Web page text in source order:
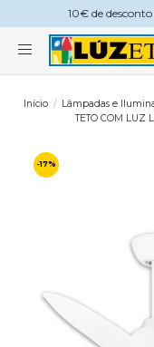
10€ de
Início Lâmpadas e
TETO COM LUZ
-17%